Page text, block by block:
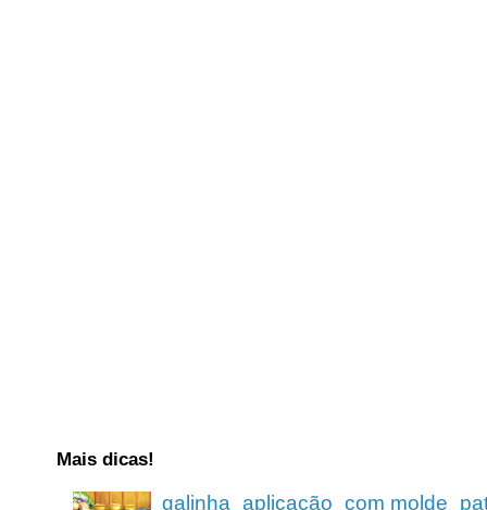
Mais dicas!
galinha_aplicação_com